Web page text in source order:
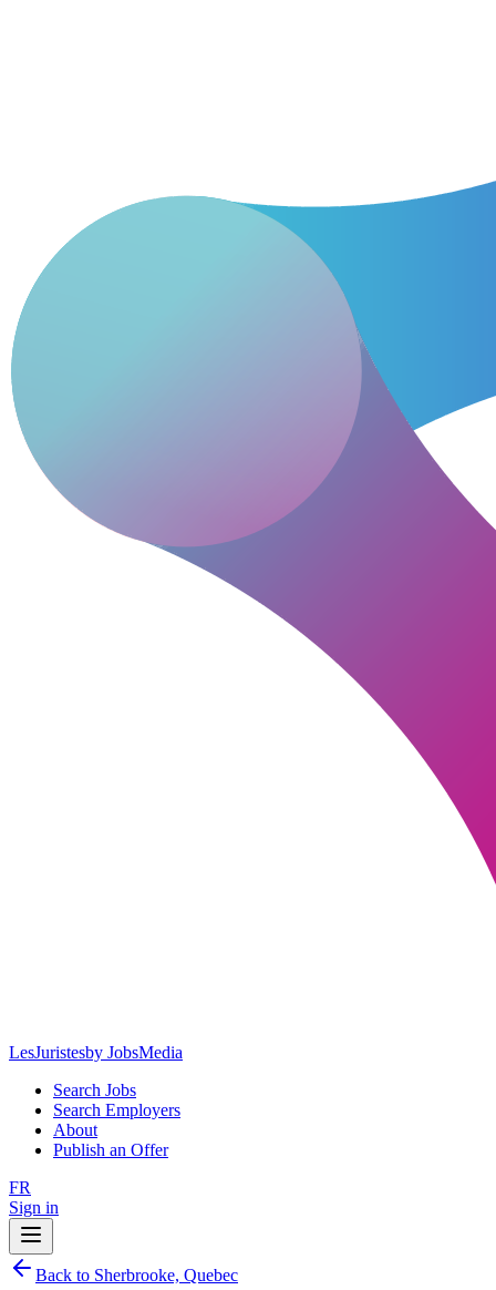
LesJuristesby JobsMedia
Search Jobs
Search Employers
About
Publish an Offer
FR
Sign in
Back to Sherbrooke, Quebec